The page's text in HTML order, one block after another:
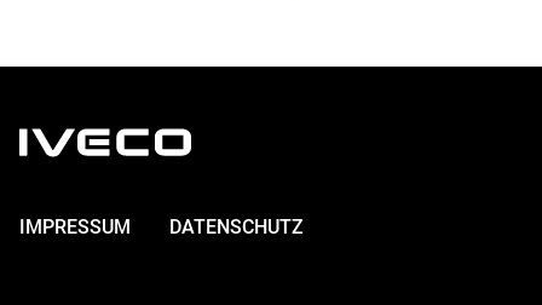
IMPRESSUM DATENSCHUTZ